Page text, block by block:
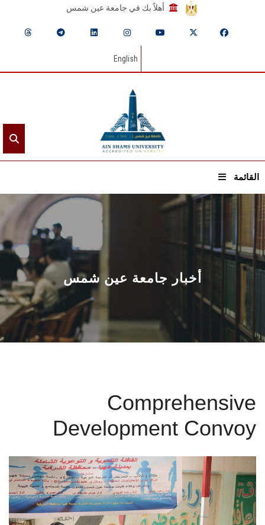
أهلاً بك في جامعة عين شمس
English
القائمة
الرئيسيـة
عن الجامعة
القطاعـات
الشئون الأكاديمية
البحث العلمي
الأنظمة الذكية
الإعلام
تواصل معنا
أخبار جامعة عين شمس
Comprehensive
Development Convoy